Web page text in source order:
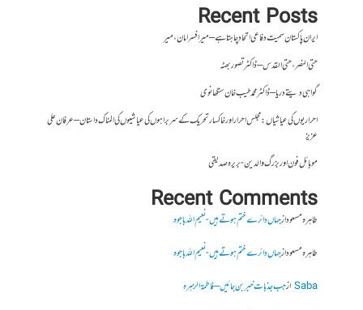
Recent Posts
ایران پاکستان سمیت دفاعی اتحاد چاہتا ہے – میر افسر امان،میر
حتی النصر ، حتی القدس – ڈاکٹر تصور بھٹہ
گواہی دیتے دریا – ڈاکٹر محمد طیب خان سنگھانوی
احراریوں کی عیاشیاں : مجلس احرار اور خاکسار تحریک کے سربراہوں کی عیاشیوں کی المناک داستان – عرفان علی
عزیز
موبائل فون اور بزرگ والدین- بریرہ صدیقی
Recent Comments
طاہرہ مسعودازجہاں دائرے ختم ہوتے ہیں- نعیم اللہ باجوہ
طاہرہ مسعودازجہاں دائرے ختم ہوتے ہیں- نعیم اللہ باجوہ
Sabaازجب جذبات خبر بن جائیں – فاطمۃالزہرہ